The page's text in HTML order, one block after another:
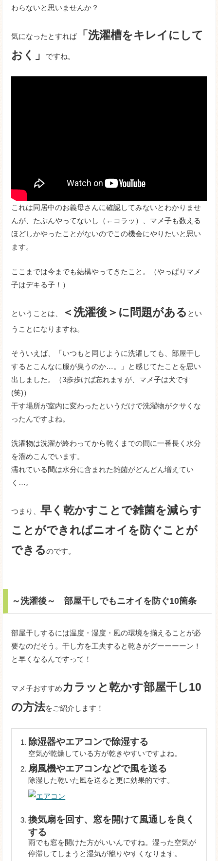
わらないと思いませんか？
気になったとすれば「洗濯槽をキレイにして
おく」
ですね。
これは同居中のお義母さんに確認してみないとわかりませ
んが、たぶんやってないし（←コラッ）、マメ子も数える
ほどしかやったことがないのでこの機会にやりたいと思い
ます。
ここまでは今までも結構やってきたこと。（やっぱりマメ
子はデキる子！）
ということは、 ＜洗濯後＞に問題がある とい
うことになりますね。
そういえば、「いつもと同じように洗濯しても、部屋干し
するとこんなに服が臭うのか…。」と感じてたことを思い
出しました。（3歩歩けば忘れますが、マメ子は犬です
(笑)）
干す場所が室内に変わったというだけで洗濯物がクサくな
ったんですよね。
洗濯物は洗濯が終わってから乾くまでの間に一番長く水分
を溜めこんでいます。
濡れている間は水分に含まれた雑菌がどんどん増えてい
く…。
つまり、早く乾かすことで雑菌を減らす
ことができればニオイを防ぐことが
できるのです。
～洗濯後～ 部屋干しでもニオイを防ぐ10箇条
部屋干しするには温度・湿度・風の環境を揃えることが必
要なのだそう。干し方を工夫すると乾きがグーーーーン！
と早くなるんですって！
マメ子おすすめ カラッと乾かす部屋干し10
の方法をご紹介します！
除湿器やエアコンで除湿する
空気が乾燥している方が乾きやすいですよね。
扇風機やエアコンなどで風を送る
除湿した乾いた風を送ると更に効果的です。
換気扇を回す、窓を開けて風通しを良く
する
雨でも窓を開けた方がいいんですね。湿った空気が
停滞してしまうと湿気が籠りやすくなります。